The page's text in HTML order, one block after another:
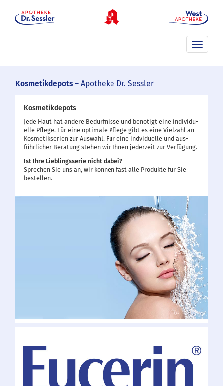
Toggle
Kosmetikdepots– Apotheke Dr. Sessler
Kosmetikdepots
Jede Haut hat andere Bedürf­nisse und benötigt eine indi­vi­du­
elle Pflege. Für eine optimale Pflege gibt es eine Vielzahl an
Kosmetik­serien zur Auswahl. Für eine indviduelle und aus­
führ­licher Bera­tung stehen wir Ihnen jederzeit zur Verfügung.
Ist Ihre Lieblingsserie nicht dabei?
Sprechen Sie uns an, wir können fast alle Produkte für Sie
bestellen.